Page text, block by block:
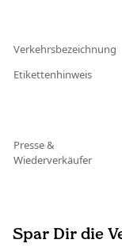
Verkehrsbezeichnung
Etikettenhinweis
Presse &
Wiederverkäufer
Spar Dir die